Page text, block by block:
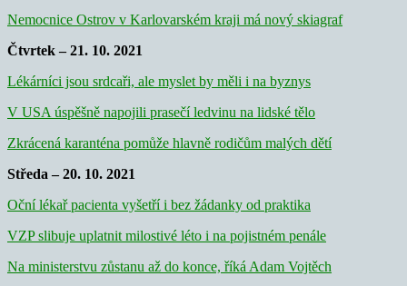
Nemocnice Ostrov v Karlovarském kraji má nový skiagraf
Čtvrtek – 21. 10. 2021
Lékárníci jsou srdcaři, ale myslet by měli i na byznys
V USA úspěšně napojili prasečí ledvinu na lidské tělo
Zkrácená karanténa pomůže hlavně rodičům malých dětí
Středa – 20. 10. 2021
Oční lékař pacienta vyšetří i bez žádanky od praktika
VZP slibuje uplatnit milostivé léto i na pojistném penále
Na ministerstvu zůstanu až do konce, říká Adam Vojtěch